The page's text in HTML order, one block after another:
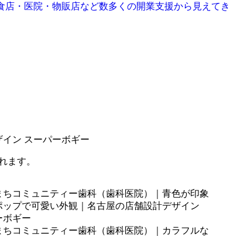
店・医院・物販店など数多くの開業支援から見えてき
ます。